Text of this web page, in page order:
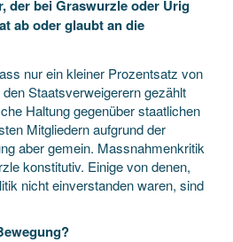
der bei Graswurzle oder Urig
ab oder glaubt an die
nur ein kleiner Prozentsatz von
Staatsverweigerern gezählt
Haltung gegenüber staatlichen
Mitgliedern aufgrund der
aber gemein. Massnahmenkritik
konstitutiv. Einige von denen,
nicht einverstanden waren, sind